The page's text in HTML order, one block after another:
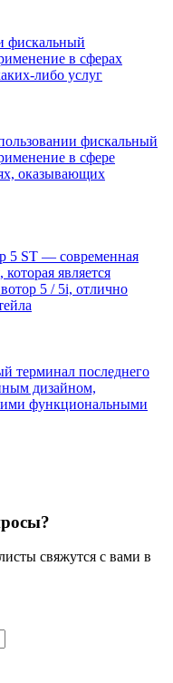
фискальный
в сферах
либо услуг
фискальный
в сфере
оказывающих
5 ST — современная
является
5 / 5i, отлично
терминал последнего
дизайном,
функциональными
свяжутся с вами в